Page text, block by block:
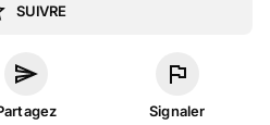
SUIVRE
Signaler